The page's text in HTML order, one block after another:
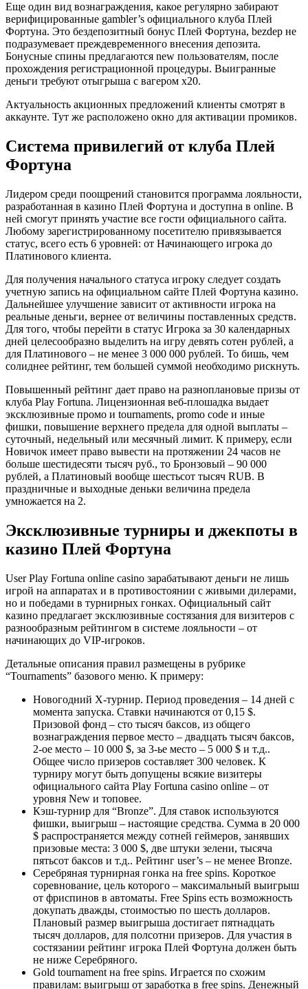
Еще один вид вознаграждения, какое регулярно забирают
верифицированные gambler’s официального клуба Плей
Фортуна. Это бездепозитный бонус Плей Фортуна, bezdep не
подразумевает преждевременного внесения депозита.
Бонусные спины предлагаются new пользователям, после
прохождения регистрационной процедуры. Выигранные
деньги требуют отыгрыша с вагером x20.
Актуальность акционных предложений клиенты смотрят в
аккаунте. Тут же расположено окно для активации промиков.
Система привилегий от клуба Плей
Фортуна
Лидером среди поощрений становится программа лояльности,
разработанная в казино Плей Фортуна и доступна в online. В
ней смогут принять участие все гости официального сайта.
Любому зарегистрированному посетителю привязывается
статус, всего есть 6 уровней: от Начинающего игрока до
Платинового клиента.
Для получения начального статуса игроку следует создать
учетную запись на официальном сайте Плей Фортуна казино.
Дальнейшее улучшение зависит от активности игрока на
реальные деньги, вернее от величины поставленных средств.
Для того, чтобы перейти в статус Игрока за 30 календарных
дней целесообразно выделить на игру девять сотен рублей, а
для Платинового – не менее 3 000 000 рублей. То бишь, чем
солиднее рейтинг, тем большей суммой необходимо рискнуть.
Повышенный рейтинг дает право на разноплановые призы от
клуба Play Fortuna. Лицензионная веб-плошадка выдает
эксклюзивные промо и tournaments, promo code и иные
фишки, повышение верхнего предела для одной выплаты –
суточный, недельный или месячный лимит. К примеру, если
Новичок имеет право вывести на протяжении 24 часов не
больше шестидесяти тысяч руб., то Бронзовый – 90 000
рублей, а Платиновый вообще шестьсот тысяч RUB. В
праздничные и выходные деньки величина предела
умножается на 2.
Эксклюзивные турниры и джекпоты в
казино Плей Фортуна
User Play Fortuna online casino зарабатывают деньги не лишь
игрой на аппаратах и в противостоянии с живыми дилерами,
но и победами в турнирных гонках. Официальный сайт
казино предлагает эксклюзивные состязания для визитеров с
разнообразным рейтингом в системе лояльности – от
начинающих до VIP-игроков.
Детальные описания правил размещены в рубрике
“Tournaments” базового меню. К примеру:
Новогодний X-турнир. Период проведения – 14 дней с
момента запуска. Ставки начинаются от 0,15 $.
Призовой фонд – сто тысяч баксов, из общего
вознаграждения первое место – двадцать тысяч баксов,
2-ое место – 10 000 $, за 3-ье место – 5 000 $ и т.д..
Общее число призеров составляет 300 человек. К
турниру могут быть допущены всякие визитеры
официального сайта Play Fortuna casino online – от
уровня New и топовее.
Кэш-турнир для “Bronze”. Для ставок используются
фишки, выигрыш – настоящие средства. Сумма в 20 000
$ распространяется между сотней геймеров, занявших
призовые места: 3 000 $, две штуки зелени, тысяча
пятьсот баксов и т.д.. Рейтинг user’s – не менее Bronze.
Серебряная турнирная гонка на free spins. Короткое
соревнование, цель которого – максимальный выигрыш
от фриспинов в автоматы. Free Spins есть возможность
докупать дважды, стоимостью по шесть долларов.
Плановый размер выигрыша достигает пятнадцать
тысяч долларов, для полсотни призеров. Для участия в
состязании рейтинг игрока Плей Фортуна должен быть
не ниже Серебряного.
Gold tournament на free spins. Играется по схожим
правилам: выигрыш от заработка в free spins. Денежный